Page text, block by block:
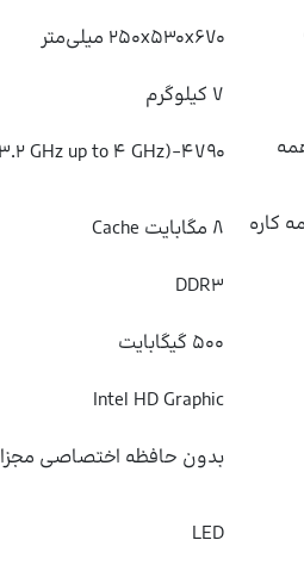
۲۵۰x۵۳۰x۶۷۰ میلی‌متر
۷ کیلوگرم
۴۷۹۰-S (۳.۲ GHz up to ۴ GHz)
کاره
۸ مگابایت Cache
DDR۳
۵۰۰ گیگابایت
Intel HD Graphic
بدون حافظه اختصاصی مجزا
LED